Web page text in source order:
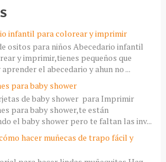
infantil para colorear y imprimir
ositos para niños Abecedario infantil
y imprimir,tienes pequeños que
el abecedario y ahun no ...
para baby shower
de baby shower para Imprimir
para baby shower,te están
el baby shower pero te faltan las inv...
hacer muñecas de trapo fácil y